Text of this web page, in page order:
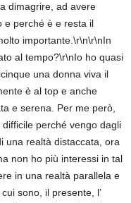
dimagrire, ad avere
e perché è e resta il
importante.\r\n\r\nIn
al tempo?\r\nIo ho quasi
una donna viva il
è al top e anche
e serena. Per me però,
perché vengo dagli
una realtà distaccata, ora
non ho più interessi in tal
in una realtà parallela e
sono, il presente, l’